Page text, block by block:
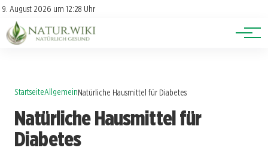
9. August 2026 um 12:28 Uhr
Account
Newsletter
Lexikon
Themen
StartseiteAllgemeinNatürliche Hausmittel für Diabetes
Natürliche Hausmittel für
Diabetes